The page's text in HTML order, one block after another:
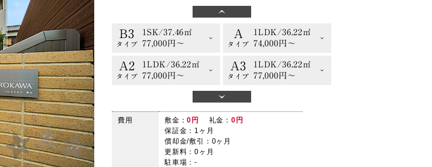
B3
タイプ
1SK/37.46㎡
77,000円〜
A
タイプ
1LDK/36.22㎡
74,000円〜
A2
タイプ
1LDK/36.22㎡
77,000円〜
A3
タイプ
1LDK/36.22㎡
77,000円〜
1SK/37.46㎡
77,000円〜
タイプ
1LDK/36.22㎡
費用 敷金：0円 礼金：0円
保証金：1ヶ月
償却金/敷引：0ヶ月
更新料：0ヶ月
駐車場：-